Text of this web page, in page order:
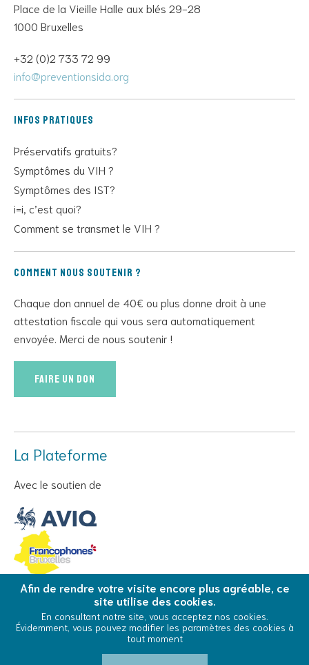
Place de la Vieille Halle aux blés 29-28
1000 Bruxelles
+32 (0)2 733 72 99
info@preventionsida.org
Infos pratiques
Préservatifs gratuits?
Symptômes du VIH ?
Symptômes des IST?
i=i, c’est quoi?
Comment se transmet le VIH ?
Comment nous soutenir ?
Chaque don annuel de 40€ ou plus donne droit à une
attestation fiscale qui vous sera automatiquement
envoyée. Merci de nous soutenir !
Faire un don
La Plateforme
Avec le soutien de
© Copyright 2026 La Plateforme - Tous droits réservés
Conditions Générales d’Utilisation
Cookies
Afin de rendre votre visite encore plus agréable, ce
site utilise des cookies.
En consultant notre site, vous acceptez nos cookies.
Évidemment, vous pouvez modifier les paramètres des cookies à
tout moment